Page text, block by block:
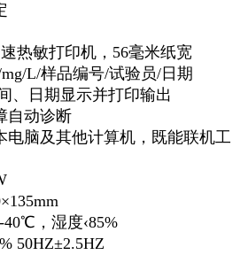
热敏打印机，56毫米纸宽
L/样品编号/试验员/日期
、日期显示并打印输出
自动诊断
电脑及其他计算机，既能联机工
，湿度‹85%
50HZ±2.5HZ